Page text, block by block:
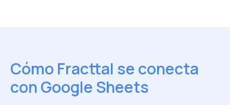
Cómo Fracttal se conecta
con Google Sheets​